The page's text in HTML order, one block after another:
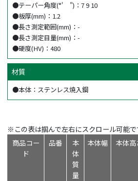
●テーパー角度(°' ")：7 9 10
●板厚(mm)：1.2
●長さ測定範囲(mm)：-
●長さ測定目量(mm)：-
●硬度(HV)：480
材質
●本体：ステンレス焼入鋼
※この表は掴んで左右にスクロール可能で
商品コー
ド
品番
本
体
質
量
本体幅 本体高